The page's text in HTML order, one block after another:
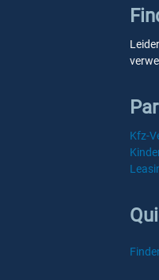
Kfz-